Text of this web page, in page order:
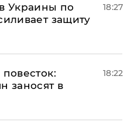
Украины по
защиту
18:27
заносят в
18:22